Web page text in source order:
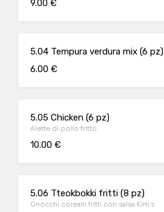
9.00 €
5.04 Tempura verdura mix (6 pz)
6.00 €
5.05 Chicken (6 pz)
Alette di pollo fritto
10.00 €
5.06 Tteokbokki fritti (8 pz)
Gnocchi coreani fritti con salsa Kim's